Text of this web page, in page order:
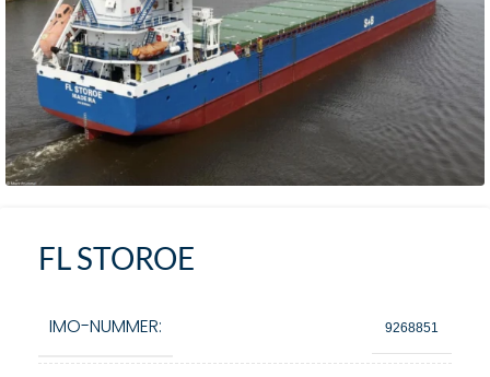
FL STOROE
IMO-NUMMER: 9268851